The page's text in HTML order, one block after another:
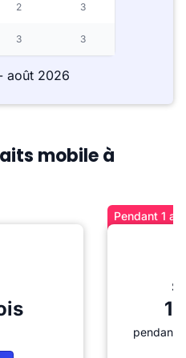
2 3
3 3
2026
mobile à
Pendant 1
pendant